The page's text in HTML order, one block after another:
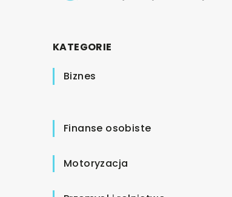
KATEGORIE
Biznes
Finanse osobiste
Motoryzacja